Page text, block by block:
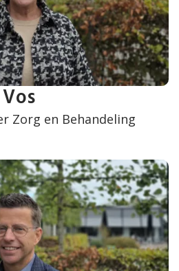
Zorg en Behandeling